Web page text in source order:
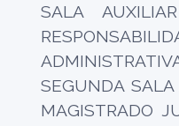
SALA
SEGUNDA SALA
MAGISTRADO